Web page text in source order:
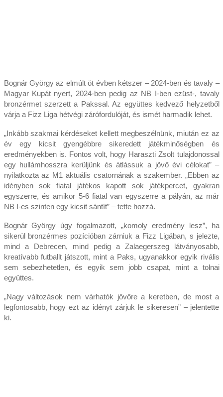
Bognár György az elmúlt öt évben kétszer – 2024-ben és tavaly –
Magyar Kupát nyert, 2024-ben pedig az NB I-ben ezüst-, tavaly
bronzérmet szerzett a Pakssal. Az együttes kedvező helyzetből
várja a Fizz Liga hétvégi zárófordulóját, és ismét harmadik lehet.
„Inkább szakmai kérdéseket kellett megbeszélnünk, miután ez az
év egy kicsit gyengébbre sikeredett játékminőségben és
eredményekben is. Fontos volt, hogy Haraszti Zsolt tulajdonossal
egy hullámhosszra kerüljünk és átlássuk a jövő évi célokat” –
nyilatkozta az M1 aktuális csatornának a szakember. „Ebben az
idényben sok fiatal játékos kapott sok játékpercet, gyakran
egyszerre, és amikor 5-6 fiatal van egyszerre a pályán, az már
NB I-es szinten egy kicsit sántít” – tette hozzá.
Bognár György úgy fogalmazott, „komoly eredmény lesz”, ha
sikerül bronzérmes pozícióban zárniuk a Fizz Ligában, s jelezte,
mind a Debrecen, mind pedig a Zalaegerszeg látványosabb,
kreatívabb futballt játszott, mint a Paks, ugyanakkor egyik rivális
sem sebezhetetlen, és egyik sem jobb csapat, mint a tolnai
együttes.
„Nagy változások nem várhatók jövőre a keretben, de most a
legfontosabb, hogy ezt az idényt zárjuk le sikeresen” – jelentette
ki.